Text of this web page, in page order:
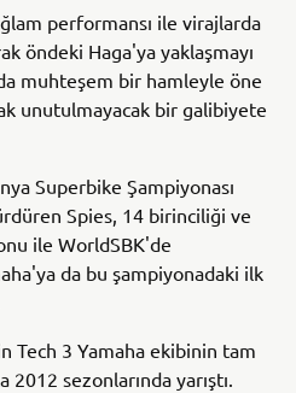
performansı ile virajlarda
öndeki Haga'ya yaklaşmayı
muhteşem bir hamleyle öne
unutulmayacak bir galibiyete
Superbike Şampiyonası
Spies, 14 birinciliği ve
ile WorldSBK'de
da bu şampiyonadaki ilk
Tech 3 Yamaha ekibinin tam
sezonlarında yarıştı.